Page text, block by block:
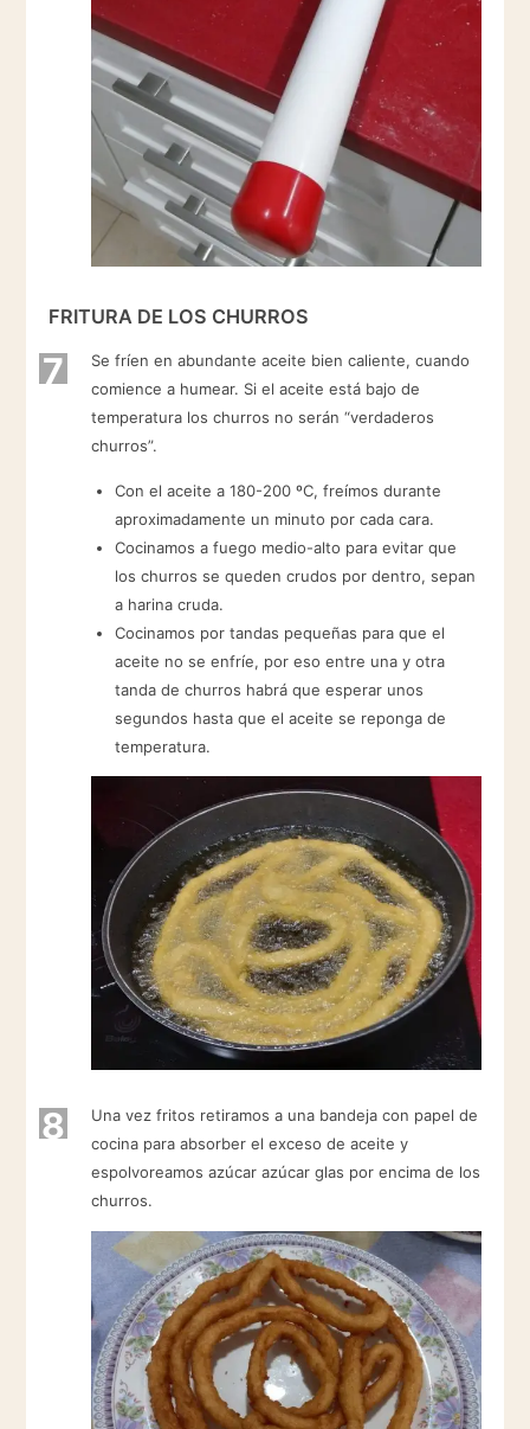
FRITURA DE LOS CHURROS
7
Se fríen en abundante aceite bien caliente, cuando
comience a humear. Si el aceite está bajo de
temperatura los churros no serán “verdaderos
churros”.
Con el aceite a 180-200 ºC, freímos durante
aproximadamente un minuto por cada cara.
Cocinamos a fuego medio-alto para evitar que
los churros se queden crudos por dentro, sepan
a harina cruda.
Cocinamos por tandas pequeñas para que el
aceite no se enfríe, por eso entre una y otra
tanda de churros habrá que esperar unos
segundos hasta que el aceite se reponga de
temperatura.
8
Una vez fritos retiramos a una bandeja con papel de
cocina para absorber el exceso de aceite y
espolvoreamos azúcar azúcar glas por encima de los
churros.